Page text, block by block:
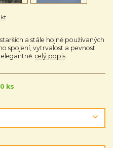
a stále hojně používaných
spojení, vytrvalost a pevnost.
celý popis
ks